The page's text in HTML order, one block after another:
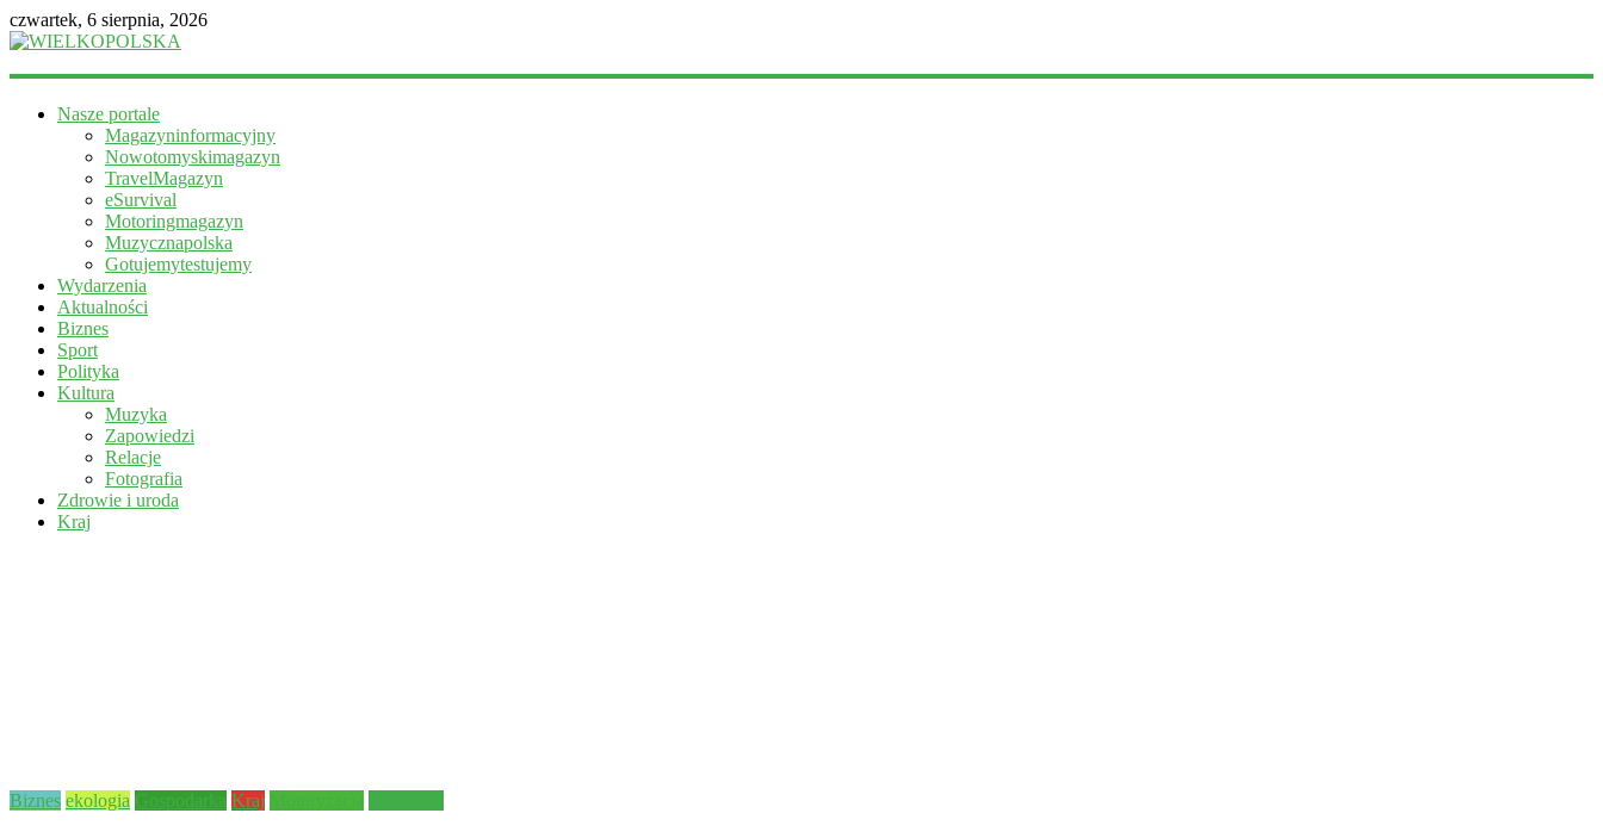
czwartek, 6 sierpnia, 2026
WIELKOPOLSKA
informacyjny
Nasze portale
Magazyninformacyjny
Nowotomyskimagazyn
TravelMagazyn
eSurvival
Motoringmagazyn
Muzycznapolska
Gotujemytestujemy
Wydarzenia
Aktualności
Biznes
Sport
Polityka
Kultura
Muzyka
Zapowiedzi
Relacje
Fotografia
Zdrowie i uroda
Kraj
Biznes ekologia Kraj